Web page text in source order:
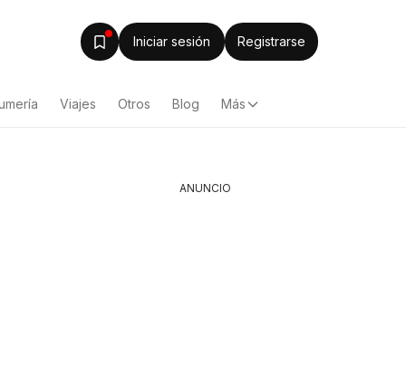
Iniciar sesión Registrarse
Viajes Otros Blog Más
ANUNCIO